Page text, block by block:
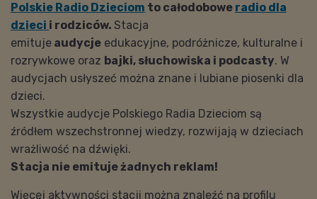
Polskie Radio Dzieciom to całodobowe radio dla
dzieci i rodziców. Stacja
emituje audycje edukacyjne, podróżnicze, kulturalne i
rozrywkowe oraz bajki, słuchowiska i podcasty. W
audycjach usłyszeć można znane i lubiane piosenki dla
dzieci.
Wszystkie audycje Polskiego Radia Dzieciom są
źródłem wszechstronnej wiedzy, rozwijają w dzieciach
wrażliwość na dźwięki.
Stacja nie emituje żadnych reklam!
Więcej aktywności stacji można znaleźć na profilu